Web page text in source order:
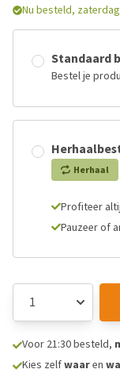
Nu besteld,
Standaard
Bestel je
Herhaal
Profiteer
Pauzeer of
Voor 21:30 besteld,
Kies zelfwaaren